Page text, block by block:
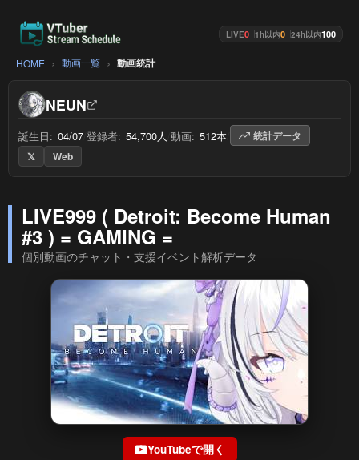
LIVE0 1h以内0 24h以内100
HOME 動画一覧 動画統計
NEUN
誕生日: 04/07 登録者: 54,700人 動画: 512本
統計データ
𝕏
Web
LIVE999 ( Detroit: Become Human
#3 ) = GAMING =
個別動画のチャット・支援イベント解析データ
YouTubeで開く